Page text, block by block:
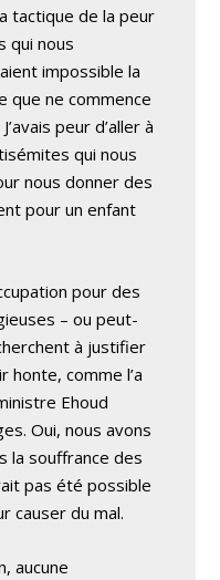
tactique de la peur
qui nous
impossible la
que ne commence
peur d’aller à
qui nous
nous donner des
pour un enfant
pour des
– ou peut-
à justifier
honte, comme l’a
Ehoud
Oui, nous avons
la souffrance des
pas été possible
causer du mal.
aucune